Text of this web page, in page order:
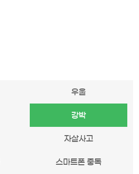
우울
강박
자살사고
스마트폰 중독